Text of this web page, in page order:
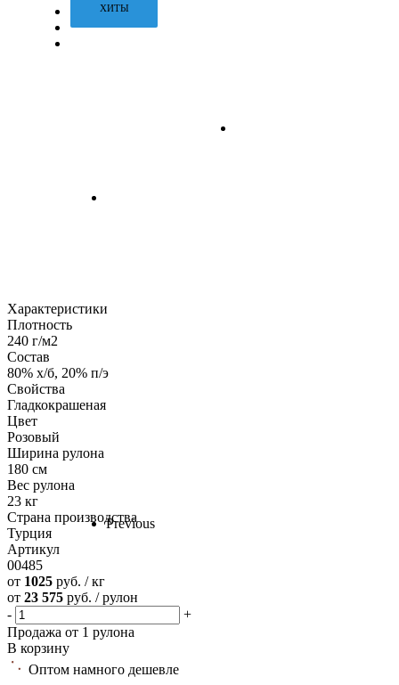
ХИТЫ
Previous
Характеристики
Плотность
240 г/м2
Состав
80% х/б, 20% п/э
Свойства
Гладкокрашеная
Цвет
Розовый
Ширина рулона
180 см
Вес рулона
23 кг
Страна производства
Турция
Артикул
00485
от 1025 руб. / кг
от 23 575 руб. / рулон
-
+
Продажа от 1 рулона
В корзину
Оптом намного дешевле